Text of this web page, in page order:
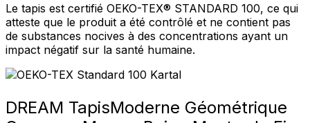
Le tapis est certifié OEKO-TEX® STANDARD 100, ce qui
atteste que le produit a été contrôlé et ne contient pas
de substances nocives à des concentrations ayant un
impact négatif sur la santé humaine.
DREAM TapisModerne Géométrique